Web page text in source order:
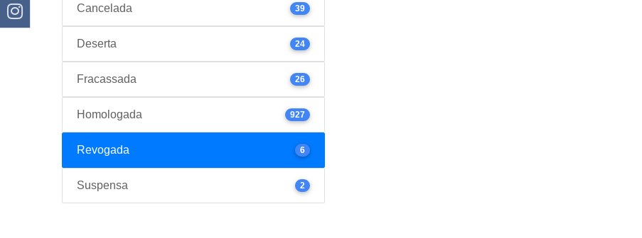
Cancelada 39
Deserta 24
Fracassada 26
Homologada 927
Revogada 6
Suspensa 2